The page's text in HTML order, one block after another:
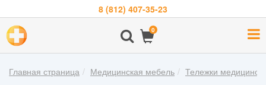
8 (812) 407-35-23
0
О
компании
Бренды
Главная страница Медицинская мебель Тележки